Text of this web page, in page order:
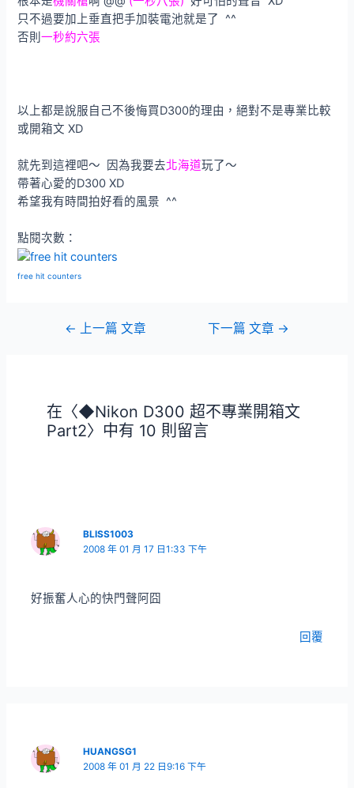
只不過要加上垂直把手加裝電池就是了 ^^
否則一秒約六張
以上都是說服自己不後悔買D300的理由，絕對不是專業比較
或開箱文 XD
就先到這裡吧～ 因為我要去北海道玩了～
帶著心愛的D300 XD
希望我有時間拍好看的風景 ^^
點閱次數：
free hit counters
← 上一篇 文章 下一篇 文章 →
在〈◆Nikon D300 超不專業開箱文
Part2〉中有 10 則留言
BLISS1003
2008 年 01 月 17 日1:33 下午
好振奮人心的快門聲阿囧
回覆
HUANGSG1
2008 年 01 月 22 日9:16 下午